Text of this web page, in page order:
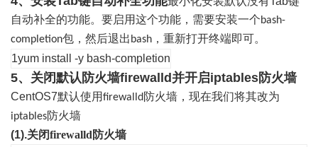
自动补全的功能。要启用这个功能，需要安装一个bash-
completion包，然后退出 bash ，重新打开终端即可。
1yum install -y bash-completion
5、关闭默认防火墙firewalld并开启iptables防火墙
CentOS7默认使用firewalld 防火墙，现在我们将其改为
iptables防火墙
(1).关闭firewalld 防火墙